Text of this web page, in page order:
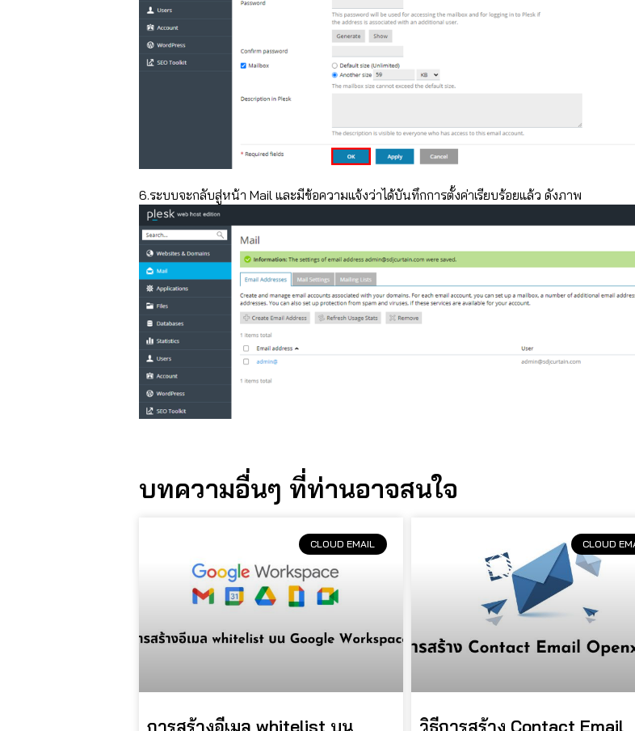
6.ระบบจะกลับสู่หน้า Mail และมีข้อความแจ้งว่าได้บันทึกการตั้งค่าเรียบร้อยแล้ว ดังภาพ
บทความอื่นๆ ที่ท่านอาจสนใจ
CLOUD EMAIL
การสร้างอีเมล whitelist บน
CLOUD
วิธีการสร้าง Contact Email